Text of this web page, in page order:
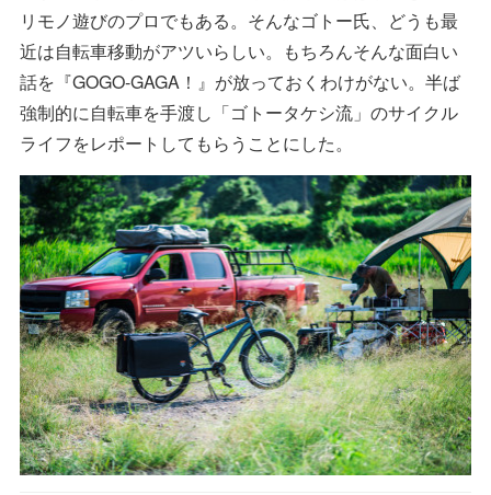
リモノ遊びのプロでもある。そんなゴトー氏、どうも最
近は自転車移動がアツいらしい。もちろんそんな面白い
話を『GOGO-GAGA！』が放っておくわけがない。半ば
強制的に自転車を手渡し「ゴトータケシ流」のサイクル
ライフをレポートしてもらうことにした。